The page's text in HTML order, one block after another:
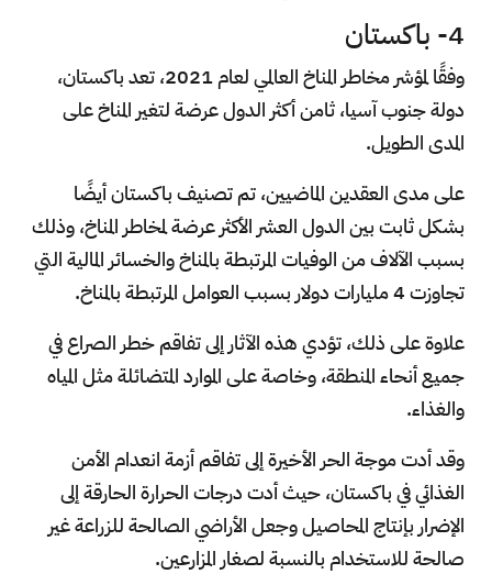
4- باكستان
وفقًا لمؤشر مخاطر المناخ العالمي لعام 2021، تعد باكستان،
دولة جنوب آسيا، ثامن أكثر الدول عرضة لتغير المناخ على
المدى الطويل.
على مدى العقدين الماضيين، تم تصنيف باكستان أيضًا
بشكل ثابت بين الدول العشر الأكثر عرضة لمخاطر المناخ، وذلك
بسبب الآلاف من الوفيات المرتبطة بالمناخ والخسائر المالية التي
تجاوزت 4 مليارات دولار بسبب العوامل المرتبطة بالمناخ.
علاوة على ذلك، تؤدي هذه الآثار إلى تفاقم خطر الصراع في
جميع أنحاء المنطقة، وخاصة على الموارد المتضائلة مثل المياه
والغذاء.
وقد أدت موجة الحر الأخيرة إلى تفاقم أزمة انعدام الأمن
الغذائي في باكستان، حيث أدت درجات الحرارة الحارقة إلى
الإضرار بإنتاج المحاصيل وجعل الأراضي الصالحة للزراعة غير
صالحة للاستخدام بالنسبة لصغار المزارعين.